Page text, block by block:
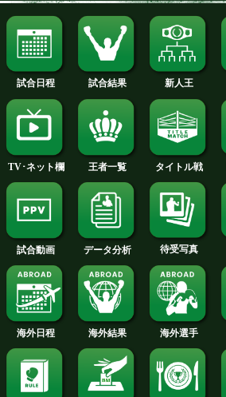
続きはインタビューへ
続きを読む
試合速報・勝ち予
TALE OF THE TAPE
インタビューへ
尾崎 優日 選手名鑑